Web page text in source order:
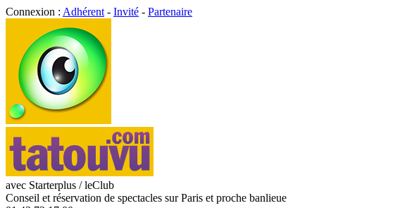
Connexion : Adhérent - Invité - Partenaire
avec Starterplus / leClub
Conseil et réservation de spectacles sur Paris et proche banlieue